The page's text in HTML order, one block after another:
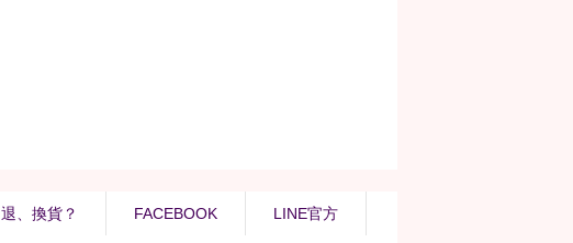
退、換貨？ FACEBOOK LINE官方